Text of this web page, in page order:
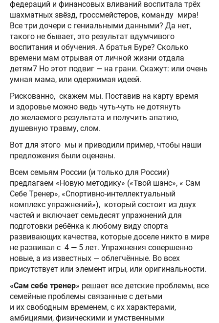
федераций и финансовых вливаний воспитала трёх
шахматных звёзд, гроссмейстеров, команду мира!
Все три дочери с гениальными данными? Да нет,
такого не бывает, это результат вдумчивого
воспитания и обучения. А братья Буре? Сколько
времени мам отрывая от личной жизни отдала
детям7 Но этот подвиг — на грани. Скажут: или очень
умная мама, или одержимая идеей.
Рискованно, скажем мы. Поставив на карту время
и здоровье можно ведь чуть-чуть не дотянуть
до желаемого результата и получить апатию,
душевную травму, слом.
Вот для этого мы и приводили пример, чтобы наши
предложения были оценены.
Всем семьям России (и только для России)
предлагаем «Новую методику» («Твой шанс», « Сам
Себе Тренер», «Спортивно-интеллектуальный
комплекс упражнений»), который состоит из двух
частей и включает семьдесят упражнений для
подготовки ребёнка к любому виду спорта
развивающих качества, которые доселе никто в мире
не развивал с 4 — 5 лет. Упражнения совершенно
новые, а из известных — облегчённые. Во всех
присутствует или элемент игры, или оригинальности.
«Сам себе тренер» решает все детские проблемы, все
семейные проблемы связанные с детьми
и их свободным временем, с их характерами,
амбициями, физическими и умственными